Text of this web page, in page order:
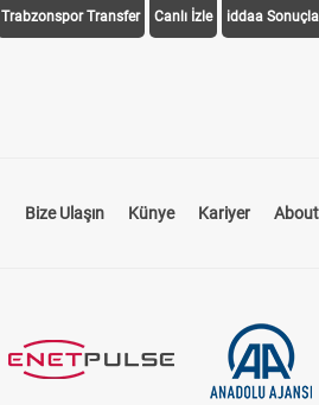
Trabzonspor Transfer Canlı İzle iddaa
Bize Ulaşın Künye Kariyer